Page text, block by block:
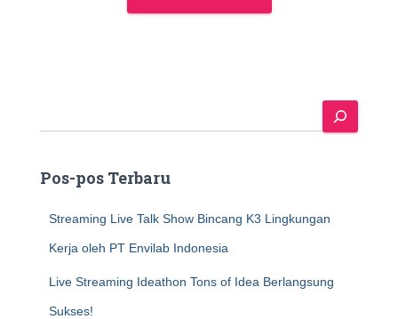
e
c
Pos-pos Terbaru
Streaming Live Talk Show Bincang K3 Lingkungan
Kerja oleh PT Envilab Indonesia
Live Streaming Ideathon Tons of Idea Berlangsung
Sukses!